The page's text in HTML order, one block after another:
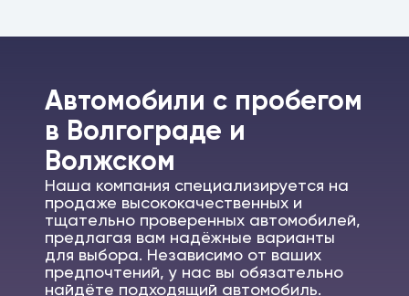
Автомобили c пробегом
в Волгограде и
Волжском
Наша компания специализируется на
продаже высококачественных и
тщательно проверенных автомобилей,
предлагая вам надёжные варианты
для выбора. Независимо от ваших
предпочтений, у нас вы обязательно
найдёте подходящий автомобиль.